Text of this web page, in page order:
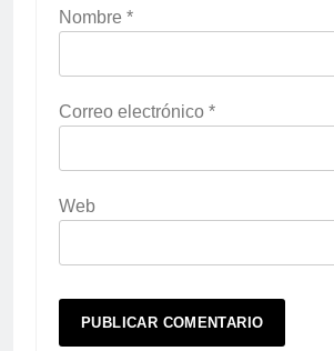
Nombre *
Correo electrónico *
Web